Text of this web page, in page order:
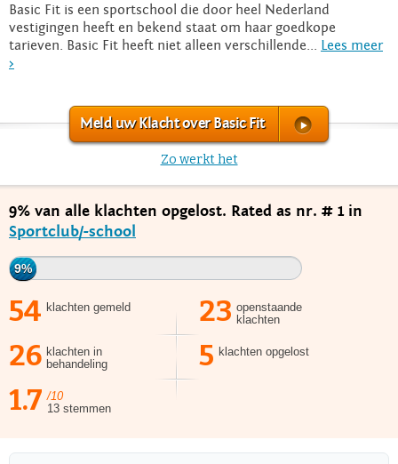
Basic Fit is een sportschool die door heel Nederland
vestigingen heeft en bekend staat om haar goedkope
tarieven. Basic Fit heeft niet alleen verschillende... Lees meer
>
Meld uw Klacht over Basic Fit
Zo werkt het
9% van alle klachten opgelost. Rated as nr. # 1 in
Sportclub/-school
9%
54 klachten gemeld 23 openstaande
klachten
26 klachten in
behandeling
5 klachten opgelost
1.7 /10
13 stemmen